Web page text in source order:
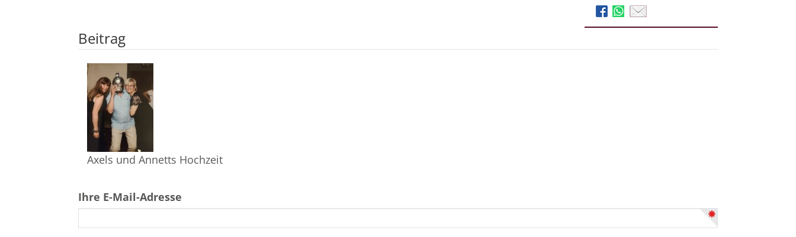
Beitrag
Axels und Annetts Hochzeit
Ihre E-Mail-Adresse